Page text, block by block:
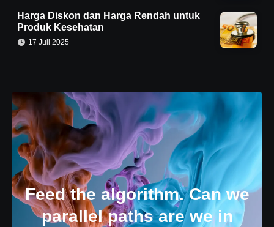
Harga Diskon dan Harga Rendah untuk
Produk Kesehatan
17 Juli 2025
Feed the algorithm. Can we
parallel paths are we in